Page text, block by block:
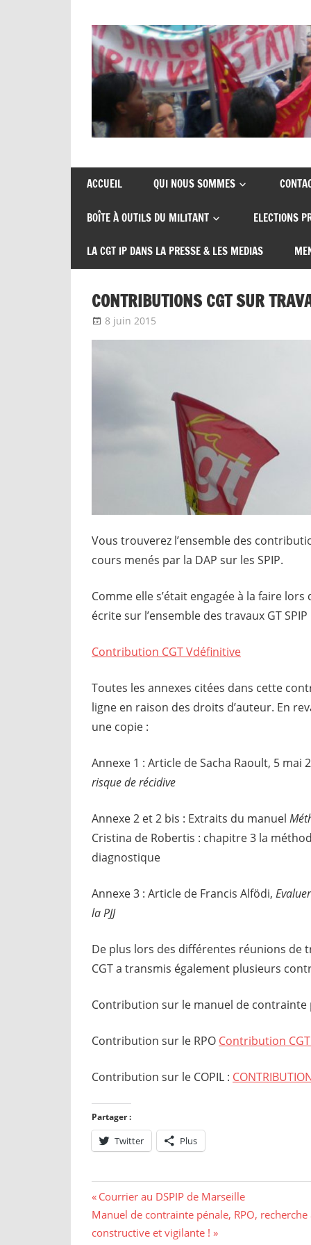
content
CGT
insertion
probation
de
syndicats
insertion
ACCUEIL QUI NOUS SOMMES
BOÎTE À OUTILS DU MILITANT ELECTIONS
LA CGT IP DANS LA PRESSE & LES MEDIAS
CONTRIBUTIONS CGT SUR
8 juin 2015
Vous trouverez l’ensemble des
cours menés par la DAP sur les SPIP.
Comme elle s’était engagée à la faire
écrite sur l’ensemble des travaux GT
Contribution CGT Vdéfinitive
Toutes les annexes citées dans cette
ligne en raison des droits d’auteur. En
une copie :
Annexe 1 : Article de Sacha Raoult, 5 mai
risque de récidive
Annexe 2 et 2 bis : Extraits du manuel
Cristina de Robertis : chapitre 3 la
diagnostique
Annexe 3 : Article de Francis Alfödi,
la PJJ
De plus lors des différentes réunions de
CGT a transmis également plusieurs
Contribution sur le manuel de contrainte
Contribution sur le RPO Contribution CGT
Contribution sur le COPIL :
Partager :
Twitter Plus
Navigation
de
Previous
Post:
Courrier au DSPIP de Marseille
Next
Post:
Manuel de contrainte pénale, RPO,
constructive et vigilante !